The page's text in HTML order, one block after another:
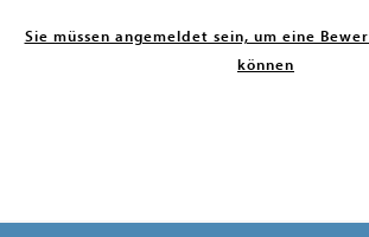
Sie müssen angemeldet sein, um eine
können